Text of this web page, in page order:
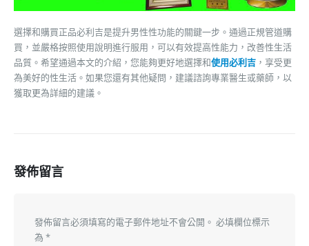
選擇和購買正品必利吉是提升男性性功能的關鍵一步。通過正規管道購
買，並嚴格按照使用說明進行服用，可以有效提高性能力，改善性生活
品質。希望通過本文的介紹，您能夠更好地選擇和使用必利吉 ，享受更
為美好的性生活。如果您還有其他疑問，建議諮詢專業醫生或藥師，以
獲取更為詳細的建議。
發佈留言
發佈留言必須填寫的電子郵件地址不會公開。 必填欄位標示
為 *